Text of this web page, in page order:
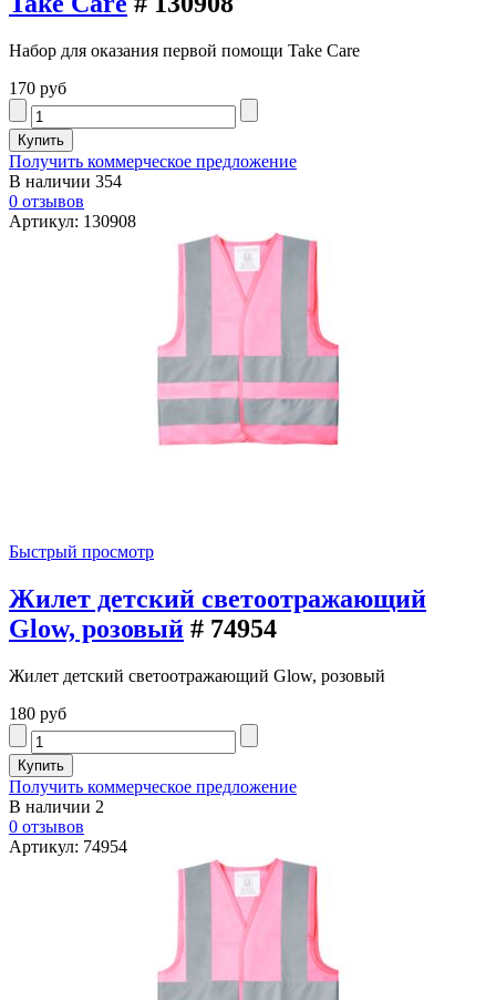
Набор для оказания первой помощи Take Care
170 руб
Получить коммерческое предложение
В наличии 354
0 отзывов
Артикул: 130908
Быстрый просмотр
Жилет детский светоотражающий
Glow, розовый # 74954
Жилет детский светоотражающий Glow, розовый
180 руб
Получить коммерческое предложение
В наличии 2
0 отзывов
Артикул: 74954